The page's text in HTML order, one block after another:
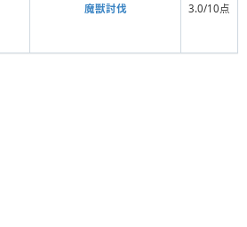
魔獣討伐 3.0/10点